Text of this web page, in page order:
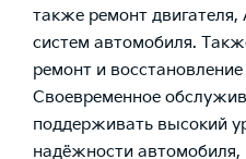
также ремонт
систем автомобиля.
ремонт и
Своевременное
поддерживать высокий
надёжности автомобиля,